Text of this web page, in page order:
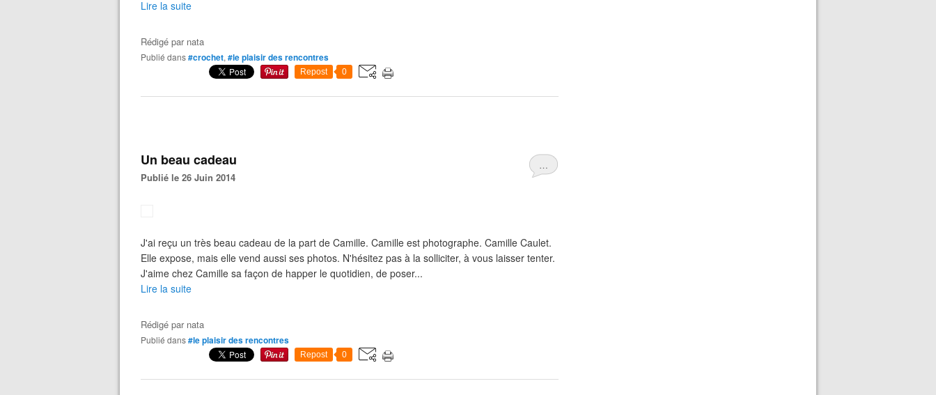
Lire la suite
Rédigé par nata
Publié dans#crochet, #le plaisir des rencontres
Repost 0
…
Un beau cadeau
Publié le 26 Juin 2014
J'ai reçu un très beau cadeau de la part de Camille. Camille est photographe. Camille Caulet.
Elle expose, mais elle vend aussi ses photos. N'hésitez pas à la solliciter, à vous laisser tenter.
J'aime chez Camille sa façon de happer le quotidien, de poser...
Lire la suite
Rédigé par nata
Publié dans#le plaisir des rencontres
Repost 0